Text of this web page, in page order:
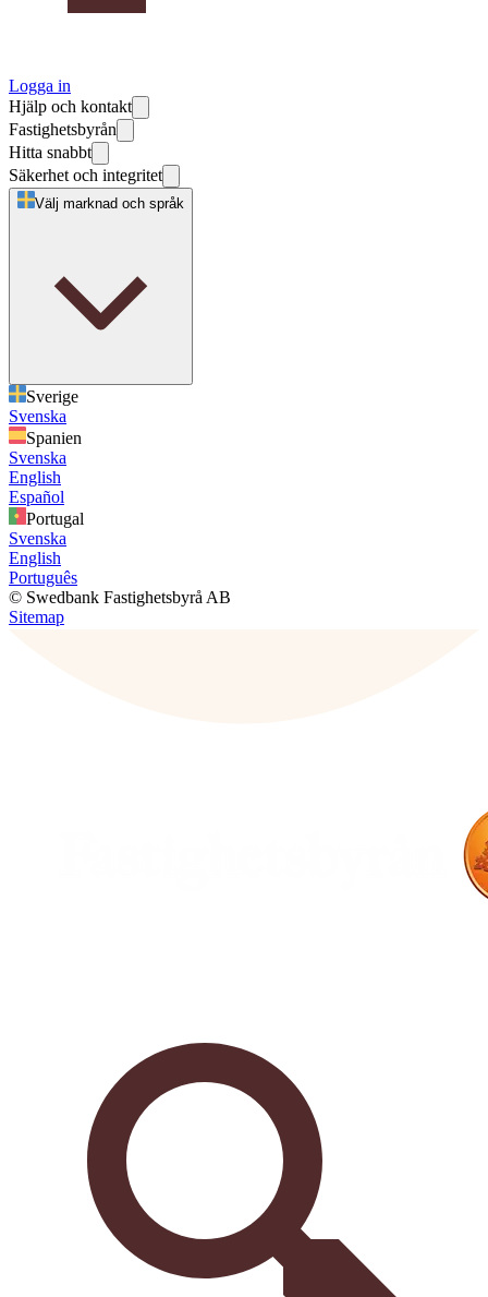
Logga in
Hjälp och kontakt
Fastighetsbyrån
Hitta snabbt
Säkerhet och integritet
Välj marknad och språk
Sverige
Svenska
Spanien
Svenska
English
Español
Portugal
Svenska
English
Português
© Swedbank Fastighetsbyrå AB
Sitemap